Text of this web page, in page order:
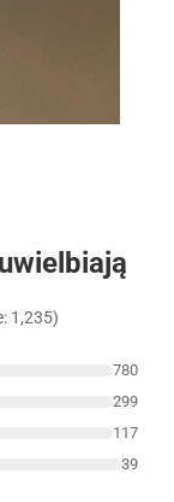
1,235)
780
299
117
39